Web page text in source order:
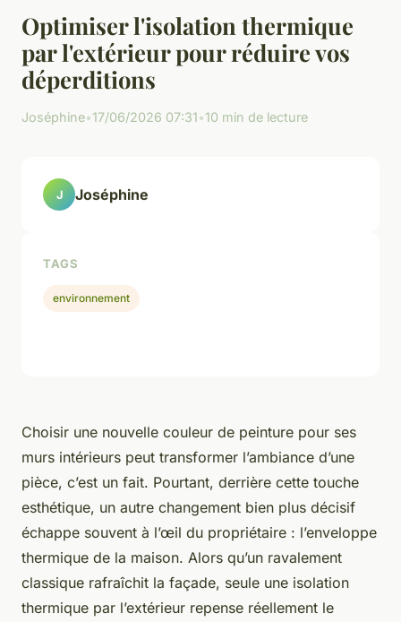
Optimiser l'isolation thermique
par l'extérieur pour réduire vos
déperditions
Joséphine•17/06/2026 07:31•10 min de lecture
Choisir une nouvelle couleur de peinture pour ses
murs intérieurs peut transformer l’ambiance d’une
pièce, c’est un fait. Pourtant, derrière cette touche
esthétique, un autre changement bien plus décisif
échappe souvent à l’œil du propriétaire : l’enveloppe
thermique de la maison. Alors qu’un ravalement
classique rafraîchit la façade, seule une isolation
thermique par l’extérieur repense réellement le
J Joséphine
TAGS
environnement